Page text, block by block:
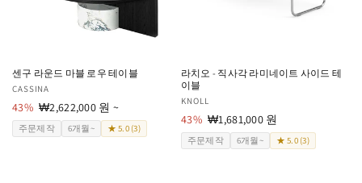
센구 라운드 마블 로우 테이블
공
급
업
체:
CASSINA
43% 할
인
가
₩2,622,000 원 ~
주문제작 6개월~ ★ 5.0 (3)
라치오 - 직사각 라미네이트 사이드 테
이블
공
급
업
체:
KNOLL
43% 할
인
가
₩1,681,000 원
주문제작 6개월~ ★ 5.0 (3)